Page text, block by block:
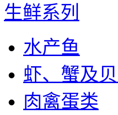
生鲜系列
水产鱼
虾、蟹及
肉禽蛋类